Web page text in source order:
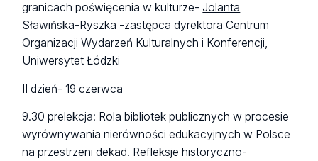
granicach poświęcenia w kulturze-Jolanta
Sławińska-Ryszka -zastępca dyrektora Centrum
Organizacji Wydarzeń Kulturalnych i Konferencji,
Uniwersytet Łódzki
II dzień- 19 czerwca
9.30 prelekcja: Rola bibliotek publicznych w procesie
wyrównywania nierówności edukacyjnych w Polsce
na przestrzeni dekad. Refleksje historyczno-